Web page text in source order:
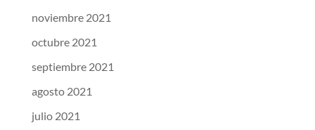
noviembre 2021
octubre 2021
septiembre 2021
agosto 2021
julio 2021